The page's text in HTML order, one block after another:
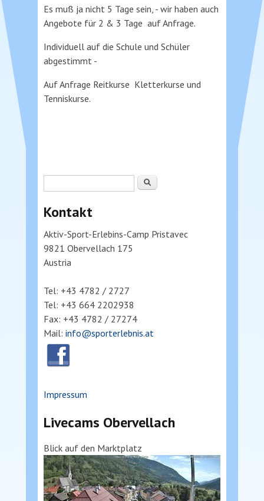
Es muß ja nicht 5 Tage sein, - wir haben auch
Angebote für 2 & 3 Tage auf Anfrage.
Individuell auf die Schule und Schüler
abgestimmt -
Auf Anfrage Reitkurse Kletterkurse und
Tenniskurse.
Suche
Kontakt
Aktiv-Sport-Erlebins-Camp Pristavec
9821 Obervellach 175
Austria
Tel: +43 4782 / 2727
Tel: +43 664 2202938
Fax: +43 4782 / 27274
Mail: info@sporterlebnis.at
Impressum
Livecams Obervellach
Blick auf den Marktplatz